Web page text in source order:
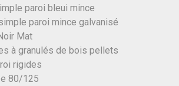
paroi bleui mince
paroi mince galvanisé
Mat
à granulés de bois pellets
rigides
80/125